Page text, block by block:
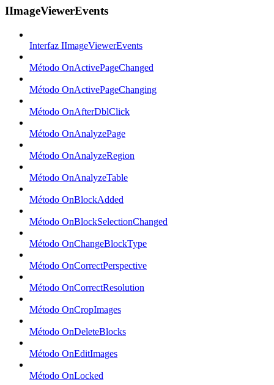
IImageViewerEvents
Interfaz IImageViewerEvents
Método OnActivePageChanged
Método OnActivePageChanging
Método OnAfterDblClick
Método OnAnalyzePage
Método OnAnalyzeRegion
Método OnAnalyzeTable
Método OnBlockAdded
Método OnBlockSelectionChanged
Método OnChangeBlockType
Método OnCorrectPerspective
Método OnCorrectResolution
Método OnCropImages
Método OnDeleteBlocks
Método OnEditImages
Método OnLocked